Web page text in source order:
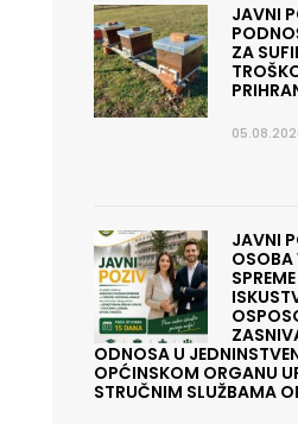
JAVNI
ZA
JAVNI
OSOBA
ODNOSA U
OPĆINSKOM ORGANU
STRUČNIM SLUŽBAMA